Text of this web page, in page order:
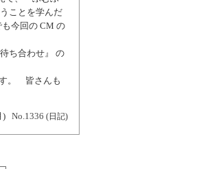
ことを学んだ
今回の CM の
ち合わせ』 の
。 皆さんも
) No.1336 (日記)